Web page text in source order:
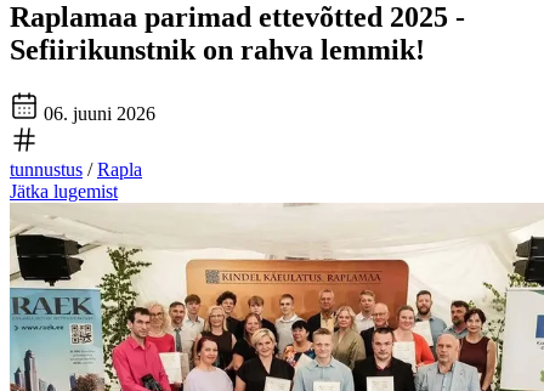
Raplamaa parimad ettevõtted 2025 -
Sefiirikunstnik on rahva lemmik!
06. juuni 2026
tunnustus /Rapla
Jätka lugemist